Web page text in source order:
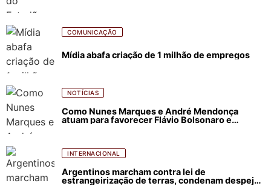
COMUNICAÇÃO
Mídia abafa criação de 1 milhão de empregos
NOTÍCIAS
Como Nunes Marques e André Mendonça
atuam para favorecer Flávio Bolsonaro e
INTERNACIONAL
Argentinos marcham contra lei de
estrangeirização de terras, condenam despejos